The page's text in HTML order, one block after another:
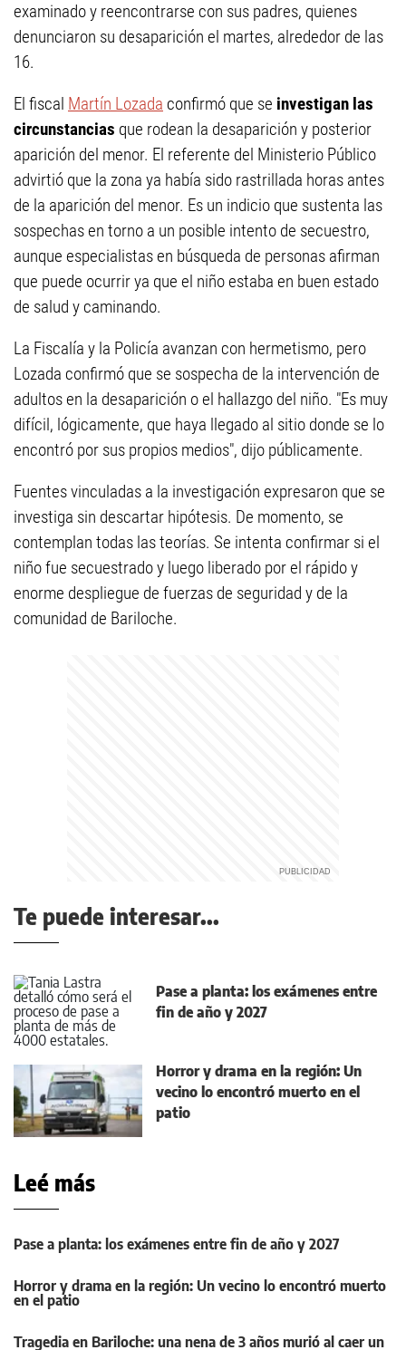
examinado y reencontrarse con sus padres, quienes
denunciaron su desaparición el martes, alrededor de las
16.
El fiscal Martín Lozada confirmó que se investigan las
circunstancias que rodean la desaparición y posterior
aparición del menor. El referente del Ministerio Público
advirtió que la zona ya había sido rastrillada horas antes
de la aparición del menor. Es un indicio que sustenta las
sospechas en torno a un posible intento de secuestro,
aunque especialistas en búsqueda de personas afirman
que puede ocurrir ya que el niño estaba en buen estado
de salud y caminando.
La Fiscalía y la Policía avanzan con hermetismo, pero
Lozada confirmó que se sospecha de la intervención de
adultos en la desaparición o el hallazgo del niño. "Es muy
difícil, lógicamente, que haya llegado al sitio donde se lo
encontró por sus propios medios", dijo públicamente.
Fuentes vinculadas a la investigación expresaron que se
investiga sin descartar hipótesis. De momento, se
contemplan todas las teorías. Se intenta confirmar si el
niño fue secuestrado y luego liberado por el rápido y
enorme despliegue de fuerzas de seguridad y de la
comunidad de Bariloche.
Te puede interesar...
Pase a planta: los exámenes entre
fin de año y 2027
Horror y drama en la región: Un
vecino lo encontró muerto en el
patio
Leé más
Pase a planta: los exámenes entre fin de año y 2027
Horror y drama en la región: Un vecino lo encontró muerto
en el patio
Tragedia en Bariloche: una nena de 3 años murió al caer un